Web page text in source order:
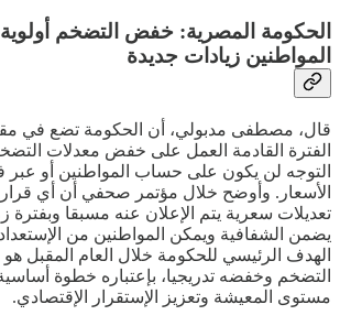
الحكومة المصرية: خفض التضخم
المواطنين زيادات جديدة
قال، مصطفى مدبولي، أن الحكومة تضع في
الفترة القادمة العمل على خفض معدلات
التوجه لن يكون على حساب المواطنين أو
الأسعار. وأوضح خلال مؤتمر صحفي أن أي قرار
تعديلات سعرية يتم الإعلان عنه مسبقا وبفترة
يضمن الشفافية ويمكن المواطنين من
الهدف الرئيسي للحكومة خلال العام المقبل
التضخم وخفضه تدريجيا، بإعتباره خطوة
مستوى المعيشة وتعزيز الإستقرار الإقتصادي.